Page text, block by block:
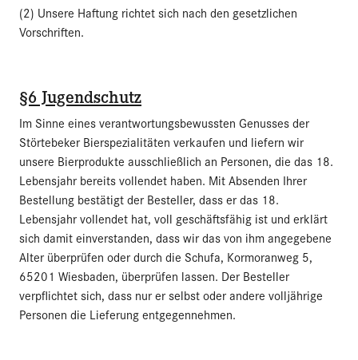
(2) Unsere Haftung richtet sich nach den gesetzlichen
Vorschriften.
§6 Jugendschutz
Im Sinne eines verantwortungsbewussten Genusses der
Störtebeker Bierspezialitäten verkaufen und liefern wir
unsere Bierprodukte ausschließlich an Personen, die das 18.
Lebensjahr bereits vollendet haben. Mit Absenden Ihrer
Bestellung bestätigt der Besteller, dass er das 18.
Lebensjahr vollendet hat, voll geschäftsfähig ist und erklärt
sich damit einverstanden, dass wir das von ihm angegebene
Alter überprüfen oder durch die Schufa, Kormoranweg 5,
65201 Wiesbaden, überprüfen lassen. Der Besteller
verpflichtet sich, dass nur er selbst oder andere volljährige
Personen die Lieferung entgegennehmen.